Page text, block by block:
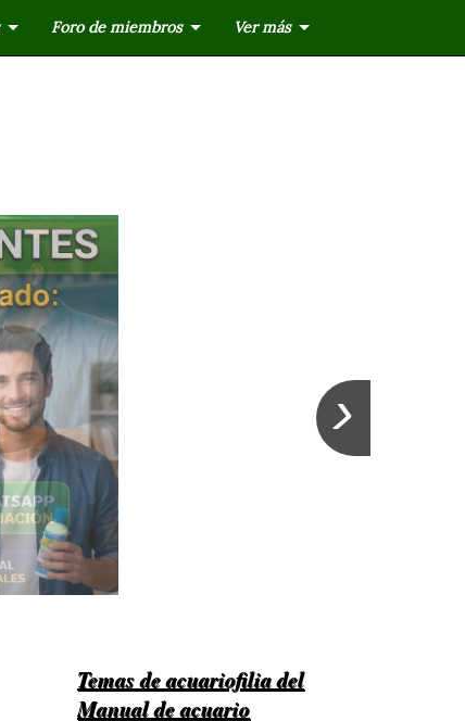
Foro de miembros Ver más
›
Temas de acuariofilia del
Manual de acuario